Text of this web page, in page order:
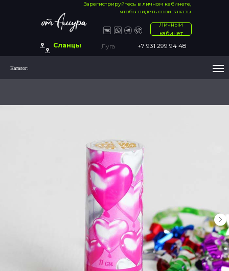
+7 931 299 94 48
Луга
Сланцы
Личный
кабинет
Зарегистрируйтесь в личном кабинете,
чтобы видеть свои заказы
Каталог: